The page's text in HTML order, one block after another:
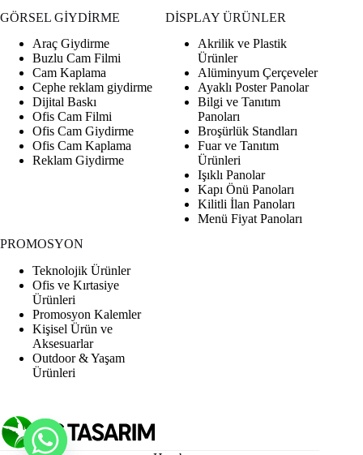
GÖRSEL GİYDİRME
Araç Giydirme
Buzlu Cam Filmi
Cam Kaplama
Cephe reklam giydirme
Dijital Baskı
Ofis Cam Filmi
Ofis Cam Giydirme
Ofis Cam Kaplama
Reklam Giydirme
DİSPLAY ÜRÜNLER
Akrilik ve Plastik
Ürünler
Alüminyum Çerçeveler
Ayaklı Poster Panolar
Bilgi ve Tanıtım
Panoları
Broşürlük Standları
Fuar ve Tanıtım
Ürünleri
Işıklı Panolar
Kapı Önü Panoları
Kilitli İlan Panoları
Menü Fiyat Panoları
PROMOSYON
Teknolojik Ürünler
Ofis ve Kırtasiye
Ürünleri
Promosyon Kalemler
Kişisel Ürün ve
Aksesuarlar
Outdoor & Yaşam
Ürünleri